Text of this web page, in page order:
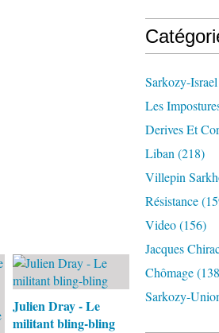
Julien Dray - Le
militant bling-bling
Sarkozy-Israel
Les
Derives Et
Liban (218)
Villepin
Résistance
Video(156)
Jacques
Chômage
Sarkozy-